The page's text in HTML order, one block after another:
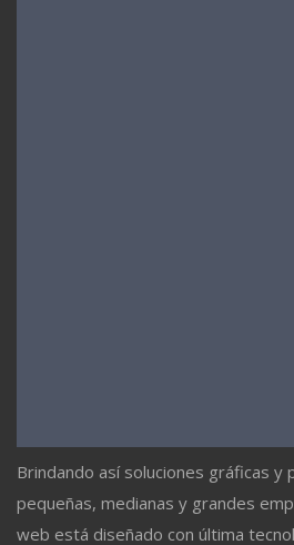
Brindando así soluciones gráficas y
pequeñas, medianas y grandes
web está diseñado con última